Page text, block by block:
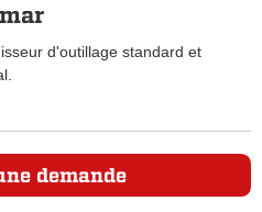
d'outillage standard et
demande